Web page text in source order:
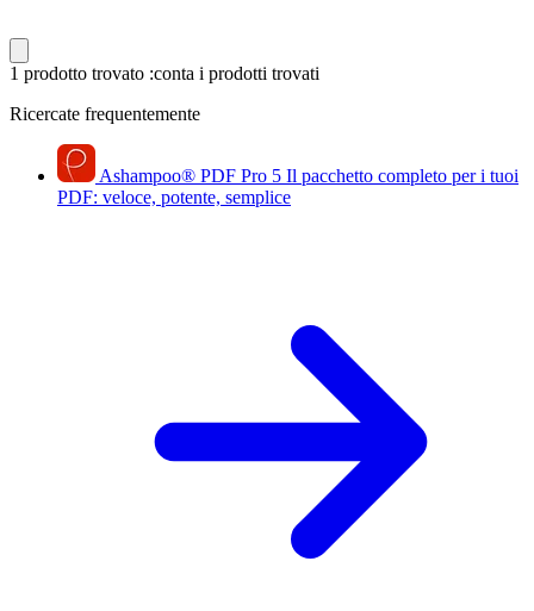
1 prodotto trovato :conta i prodotti trovati
Ricercate frequentemente
Ashampoo® PDF Pro 5 Il pacchetto completo per i tuoi
PDF: veloce, potente, semplice